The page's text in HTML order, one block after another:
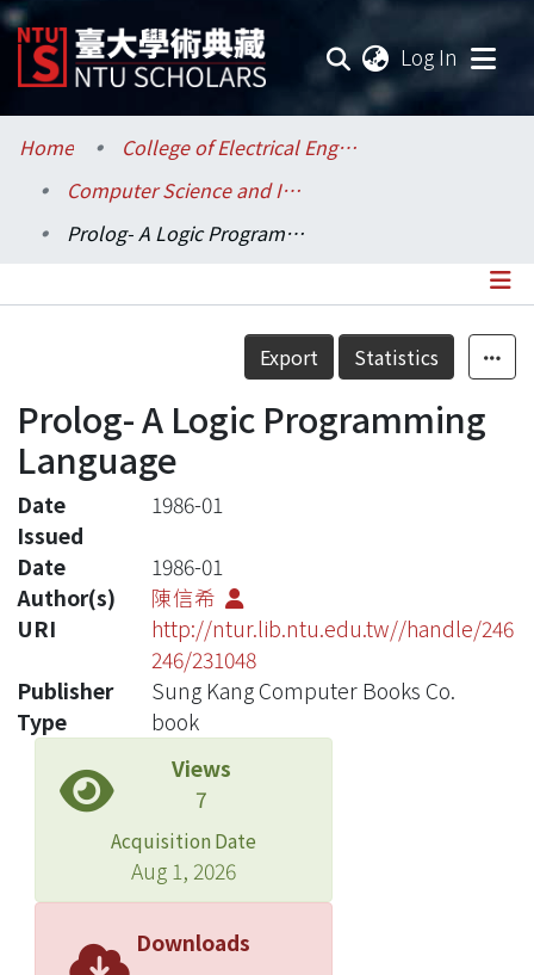
Log In
Communities & Collections
Research Outputs
Statistics
Home
College of Electrical Engineering and Computer Science / 電機資訊學院
Computer Science and Information Engineering / 資訊工程學系
Prolog- A Logic Programming Language
Details
Export Statistics
Prolog- A Logic Programming
Language
Date
Issued
1986-01
Date
1986-01
Author(s)
陳信希
URI
http://ntur.lib.ntu.edu.tw//handle/246
246/231048
Publisher
Sung Kang Computer Books Co.
Type
book
Views
7
Acquisition Date
Aug 1, 2026
Downloads